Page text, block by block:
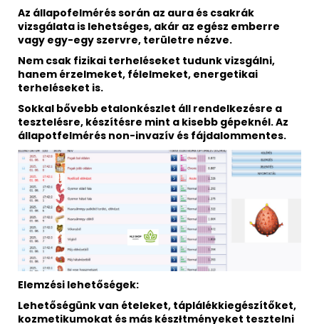
Az állapofelmérés során az aura és csakrák
vizsgálata is lehetséges, akár az egész emberre
vagy egy-egy szervre, területre nézve.
Nem csak fizikai terheléseket tudunk vizsgálni,
hanem érzelmeket, félelmeket, energetikai
terheléseket is.
Sokkal bővebb etalonkészlet áll rendelkezésre a
tesztelésre, készítésre mint a kisebb gépeknél. Az
állapotfelmérés non-invazív és fájdalommentes.
Elemzési lehetőségek:
Lehetőségünk van ételeket, táplálékkiegészítőket,
kozmetikumokat és más készłtményeket tesztelni